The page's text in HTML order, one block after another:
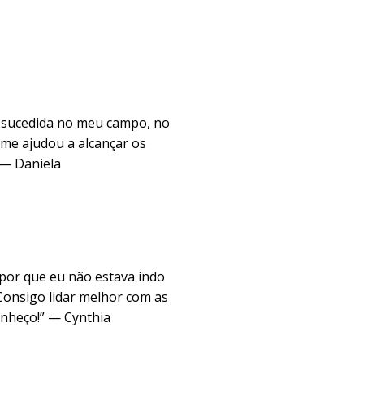
no meu campo, no
ajudou a alcançar os
Daniela
que eu não estava indo
lidar melhor com as
— Cynthia